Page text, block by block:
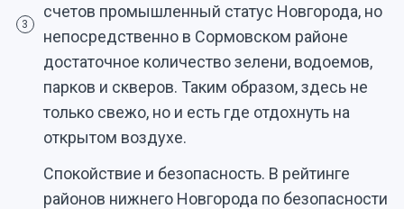
3
счетов промышленный статус Новгорода, но
непосредственно в Сормовском районе
достаточное количество зелени, водоемов,
парков и скверов. Таким образом, здесь не
только свежо, но и есть где отдохнуть на
открытом воздухе.
Спокойствие и безопасность. В рейтинге
районов нижнего Новгорода по безопасности